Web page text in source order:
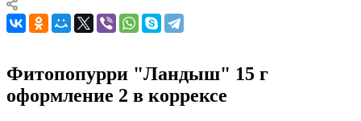
Фитопопурри "Ландыш" 15 г
оформление 2 в коррексе